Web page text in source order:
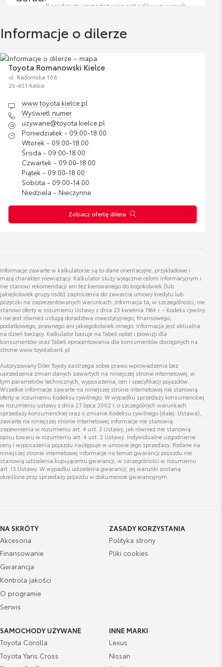
Cena brutto
1 300,00 zł
Bagażnik rowerowy na hak VeloCompact -
2 rowery
Cena brutto
2 837,07 zł
Bagażnik rowerowy na hak VeloCompact -
3 rowery
Cena brutto
Oslony przeciw błotne - komplet (przód,
tył)
Cena brutto
215,41 zł Zobacz szczegóły
Nakrętki antykradzieżowe - chromowane
Cena brutto
332,81 zł Zobacz szczegóły
Nakrętki antykradzieżowe - krótkie czarne
Cena brutto
393,24 zł Zobacz szczegóły
Zestaw kosmetyków samochodowych
Toyoty
Cena brutto
Doradca ds. sprzedaży samochodów używanych
Wyświetl numer
Bartłomiej Banasik
Wyświetl numer
bartlomiej.banasik@toyota.kielce.pl
Katarzyna Witkowska
katarzyna.witkowska@toyota.kielce.pl
Zbigniew Wójcik
Doradca ds. sprzedaży aut używanych
Wyświetl numer
zbigniew.wojcik@toyota.kielce.pl
Marcin Dąbrowski
Informacje o dilerze
Toyota Romanowski Kielce
ul. Radomska 168
25-451 Kielce
www.toyota.kielce.pl
Wyświetl numer
uzywane@toyota.kielce.pl
Poniedziałek - 09:00-18:00
Wtorek - 09:00-18:00
Środa - 09:00-18:00
Czwartek - 09:00-18:00
Piątek - 09:00-18:00
Sobota - 09:00-14:00
Niedziela - Nieczynne
Zobacz ofertę dilera
Informacje zawarte w kalkulatorze są to dane orientacyjne, przykładowe i
mają charakter niewiążący. Kalkulator służy wyłącznie celom informacyjnym i
nie stanowi rekomendacji ani też kierowanego do kogokolwiek (lub
jakiejkolwiek grupy osób) zaproszenia do zawarcia umowy kredytu lub
pożyczki na zaprezentowanych warunkach. Informacja ta, w szczególności, nie
stanowi oferty w rozumieniu Ustawy z dnia 23 kwietnia 1964 r. – Kodeks cywilny
i nie jest również usługą doradztwa inwestycyjnego, finansowego,
podatkowego, prawnego ani jakiegokolwiek innego. Informacja jest aktualna
na dzień bieżący. Kalkulator bazuje na Tabeli opłat i prowizji dla
konsumentów oraz Tabeli oprocentowania dla konsumentów dostępnych na
stronie www.toyotabank.pl
Autoryzowany Diler Toyoty zastrzega sobie prawo wprowadzenia bez
uprzedzenia zmian danych zawartych na niniejszej stronie internetowej, w
tym parametrów technicznych, wyposażenia, cen i specyfikacji pojazdów.
Wszelkie informacje zawarte na niniejszej stronie internetowej nie stanowią
oferty w rozumieniu Kodeksu cywilnego. W wypadku sprzedaży konsumenckiej
w rozumieniu ustawy z dnia 27 lipca 2002 r. o szczególnych warunkach
sprzedaży konsumenckiej oraz o zmianie Kodeksu cywilnego (dalej: Ustawa),
zawarte na niniejszej stronie internetowej informacje nie stanowią
zapewnienia w rozumieniu art. 4 ust. 3 Ustawy, jak również nie stanowią
opisu towaru w rozumieniu art. 4 ust. 2 Ustawy. Indywidualne uzgodnienie
ceny i wyposażenia pojazdu następuje w umowie jego sprzedaży. Podane na
niniejszej stronie internetowej informacje na temat gwarancji pojazdu nie
stanowią udzielenia kupującemu gwarancji, w szczególności w rozumieniu
art. 13 Ustawy. W wypadku udzielenia gwarancji, jej warunki zostaną
określone przy sprzedaży pojazdu w dokumencie gwarancyjnym.
NA SKRÓTY
Akcesoria
Finansowanie
Gwarancja
Kontrola jakości
O programie
Serwis
ZASADY KORZYSTANIA
Polityka strony
Pliki cookies
SAMOCHODY UŻYWANE
Toyota Corolla
Toyota Yaris Cross
INNE MARKI
Lexus
Nissan